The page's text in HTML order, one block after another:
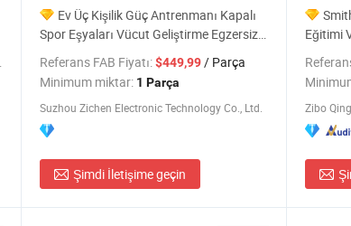
/ Parça
Ev Üç Kişilik Güç Antrenmanı Kapalı
Spor Eşyaları Vücut Geliştirme Egzersiz
Ürünü Spor Egzersizi Fitness Spor
Salonu Makinesi 3-Person Ev Spor
Salonu Fitness Spor Salonu
Referans FAB Fiyatı:$449,99/ Parça
Minimum miktar: 1 Parça
Suzhou Zichen Electronic Technology Co., Ltd.
Şimdi İletişime geçin
Eğitimi
Spor
Zibo